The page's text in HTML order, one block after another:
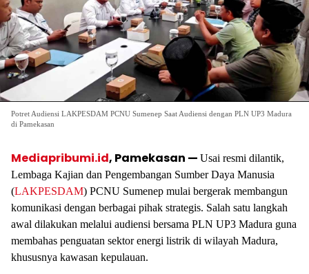
Potret Audiensi LAKPESDAM PCNU Sumenep Saat Audiensi dengan PLN UP3 Madura
di Pamekasan
Mediapribumi.id, Pamekasan — Usai resmi dilantik,
Lembaga Kajian dan Pengembangan Sumber Daya Manusia
(LAKPESDAM) PCNU Sumenep mulai bergerak membangun
komunikasi dengan berbagai pihak strategis. Salah satu langkah
awal dilakukan melalui audiensi bersama PLN UP3 Madura guna
membahas penguatan sektor energi listrik di wilayah Madura,
khususnya kawasan kepulauan.